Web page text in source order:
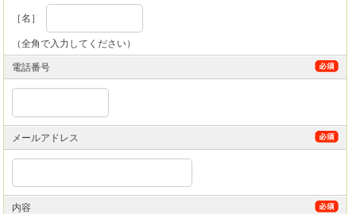
［名］
（全角で入力してください）
電話番号
メールアドレス
内容